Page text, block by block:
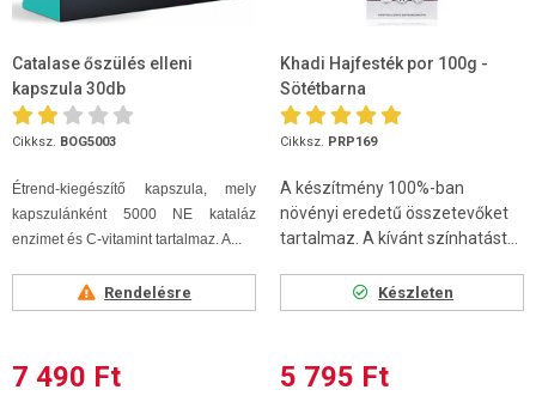
Catalase őszülés elleni
kapszula 30db
Cikksz. BOG5003
Étrend-kiegészítő kapszula, mely
kapszulánként 5000 NE kataláz
enzimet és C-vitamint tartalmaz. A...
Rendelésre
7 490 Ft
Khadi Hajfesték por 100g -
Sötétbarna
Cikksz. PRP169
A készítmény 100%-ban
növényi eredetű összetevőket
tartalmaz. A kívánt színhatást...
Készleten
5 795 Ft